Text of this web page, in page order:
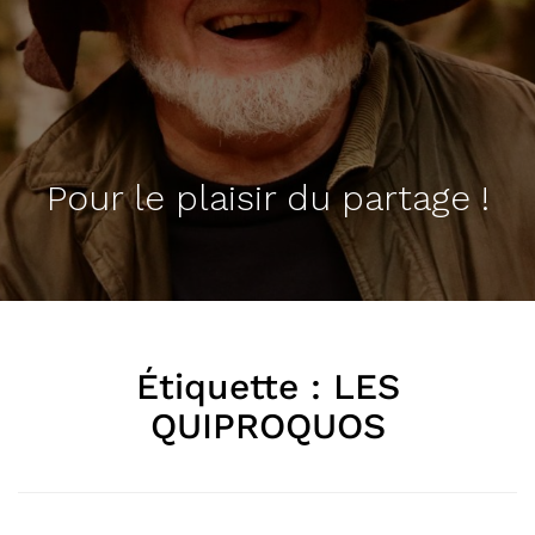
Pour le plaisir du partage !
Étiquette : LES
QUIPROQUOS